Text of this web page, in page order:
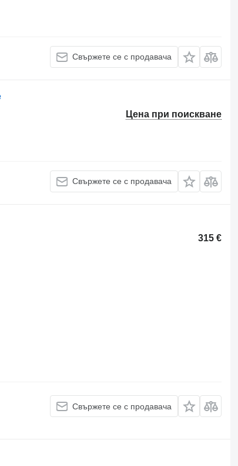
Свържете се с продавача
Цена при поискване
Свържете се с продавача
315 €
Свържете се с продавача